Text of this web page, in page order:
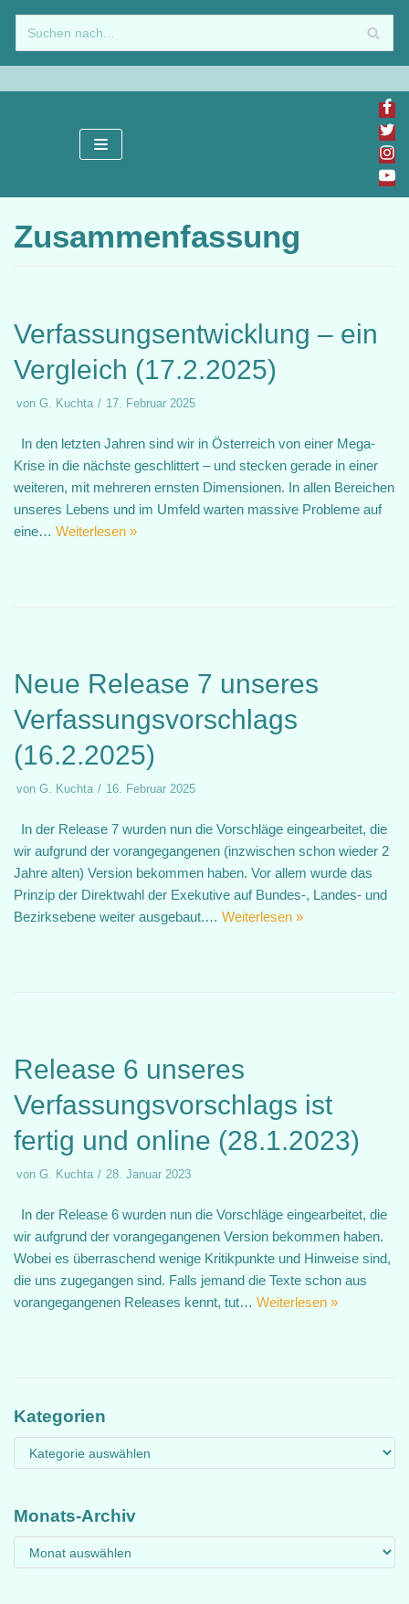
Zum
Inhalt
springen
Zusammenfassung
Verfassungsentwicklung – ein
Vergleich (17.2.2025)
von G. Kuchta 17. Februar 2025
In den letzten Jahren sind wir in Österreich von einer Mega-
Krise in die nächste geschlittert – und stecken gerade in einer
weiteren, mit mehreren ernsten Dimensionen. In allen Bereichen
unseres Lebens und im Umfeld warten massive Probleme auf
eine… Weiterlesen »
Neue Release 7 unseres
Verfassungsvorschlags
(16.2.2025)
von G. Kuchta 16. Februar 2025
In der Release 7 wurden nun die Vorschläge eingearbeitet, die
wir aufgrund der vorangegangenen (inzwischen schon wieder 2
Jahre alten) Version bekommen haben. Vor allem wurde das
Prinzip der Direktwahl der Exekutive auf Bundes-, Landes- und
Bezirksebene weiter ausgebaut.… Weiterlesen »
Release 6 unseres
Verfassungsvorschlags ist
fertig und online (28.1.2023)
von G. Kuchta 28. Januar 2023
In der Release 6 wurden nun die Vorschläge eingearbeitet, die
wir aufgrund der vorangegangenen Version bekommen haben.
Wobei es überraschend wenige Kritikpunkte und Hinweise sind,
die uns zugegangen sind. Falls jemand die Texte schon aus
vorangegangenen Releases kennt, tut… Weiterlesen »
Kategorien
Monats-Archiv